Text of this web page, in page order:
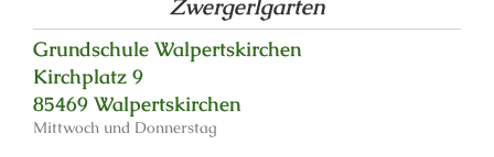
Zwergerlgarten
Grundschule Walpertskirchen
Kirchplatz 9
85469 Walpertskirchen
Mittwoch und Donnerstag